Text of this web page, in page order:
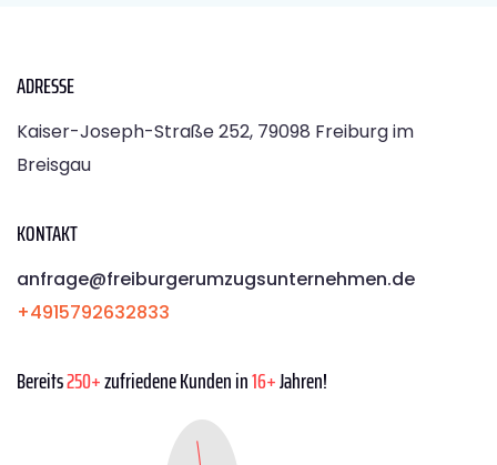
ADRESSE
Kaiser-Joseph-Straße 252, 79098 Freiburg im
Breisgau
KONTAKT
anfrage@freiburgerumzugsunternehmen.de
+4915792632833
Bereits250+zufriedene Kunden in16+Jahren!